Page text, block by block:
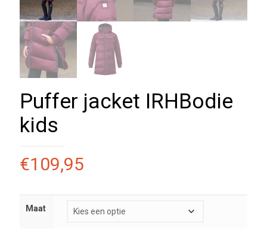
Puffer jacket IRHBodie
kids
€109,95
Maat